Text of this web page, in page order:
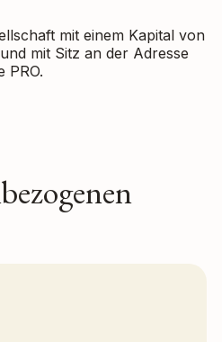
mit einem Kapital von
mit Sitz an der Adresse
PRO.